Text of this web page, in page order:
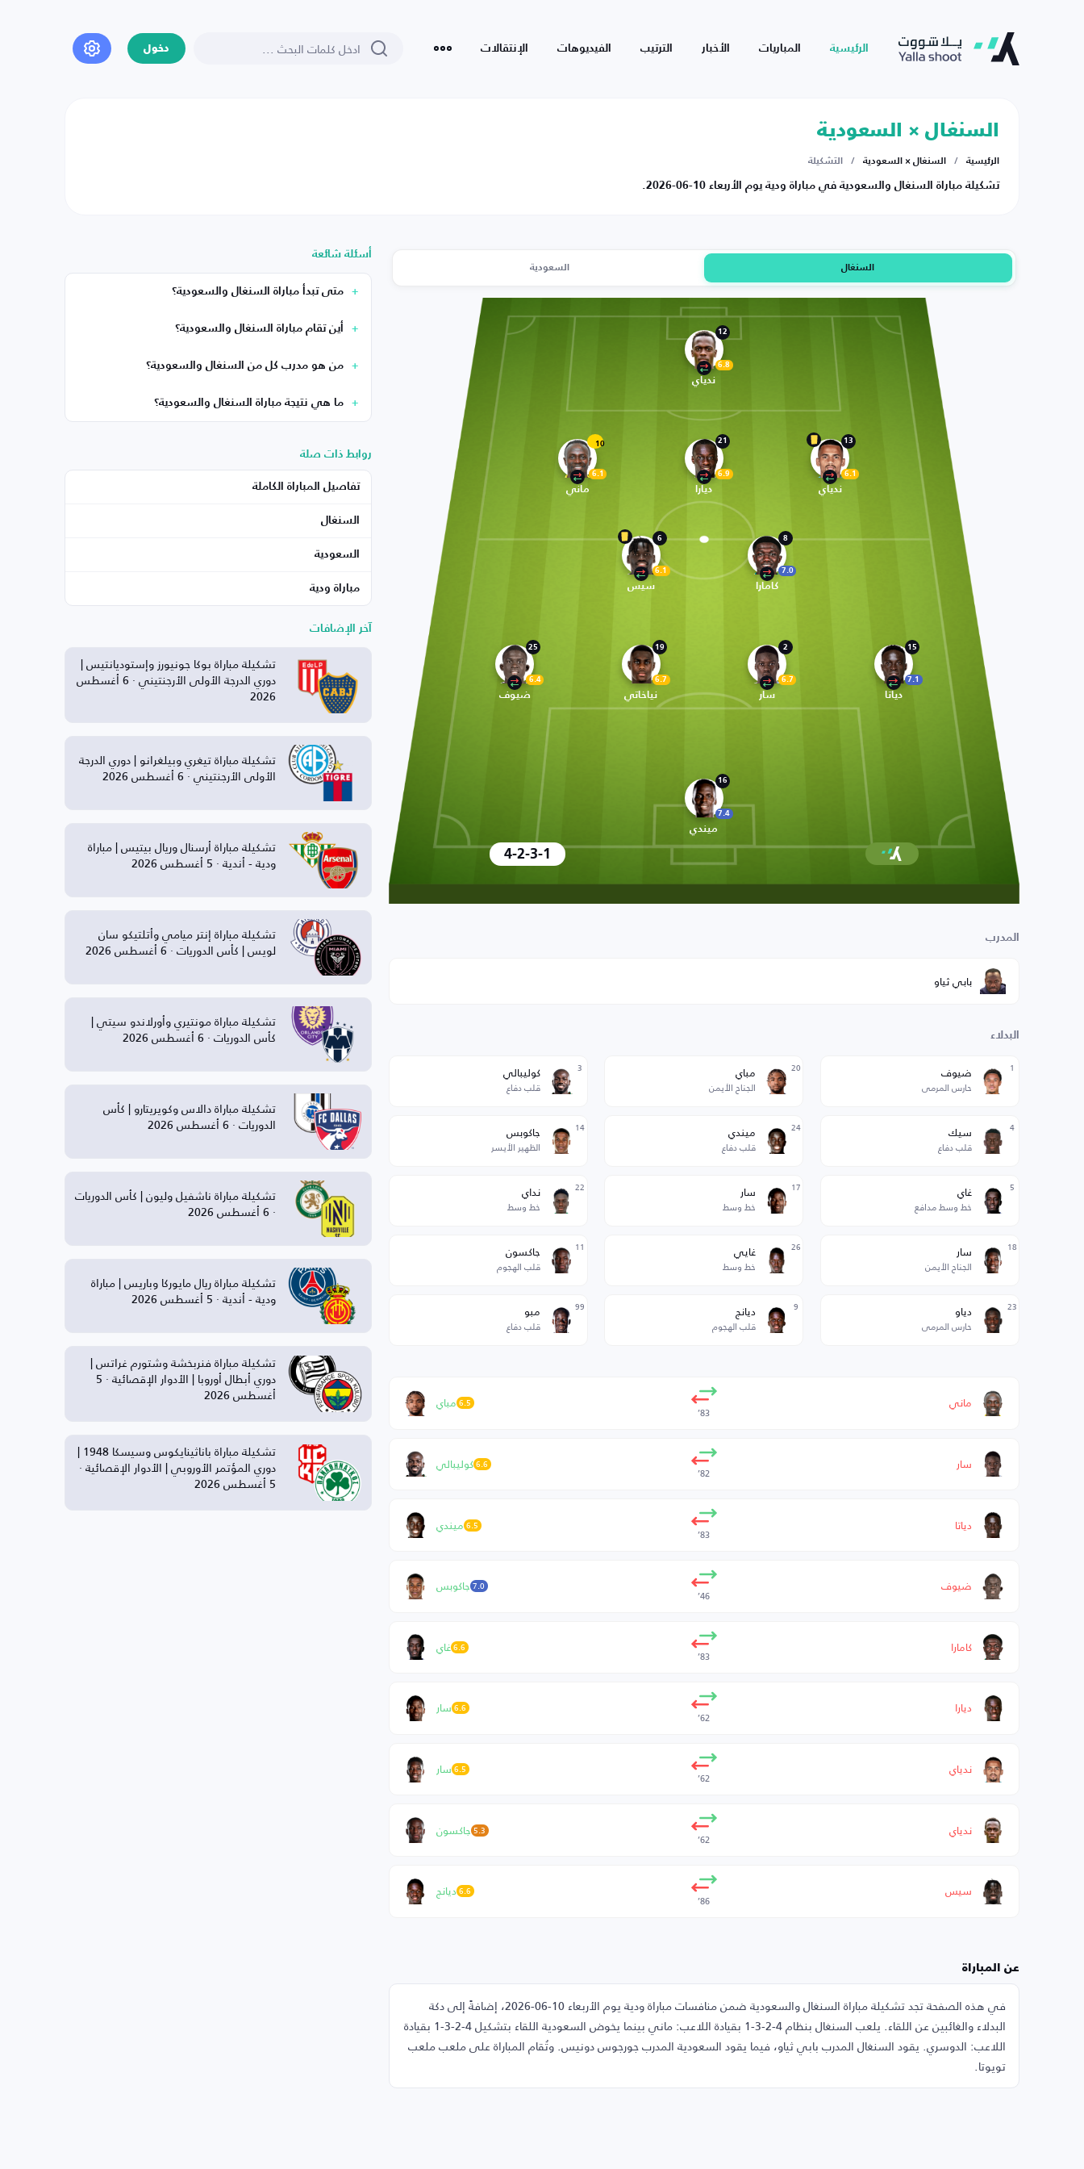
الرئيسية المباريات الأخبار الترتيب الفيديوهات الإنتقالات دخول
السنغال × السعودية
الرئيسية / السنغال × السعودية / التشكيلة
تشكيلة مباراة السنغال والسعودية في مباراة ودية يوم الأربعاء 10-06-2026.
السنغال السعودية
12
6.8
ندياي
10
6.1
ماني
21
6.9
ديارا
13
6.1
ندياي
6
6.1
سيس
8
7.0
كامارا
25
6.4
ضيوف
19
6.7
نياخاتي
2
6.7
سار
15
7.1
دياتا
16
7.4
ميندي
4-2-3-1
المدرب
بابي ثياو
البدلاء
1 ضيوف
حارس المرمى
20 مباي
الجناح الأيمن
3 كوليبالي
قلب دفاع
4 سيك
قلب دفاع
24 ميندي
قلب دفاع
14 جاكوبس
الظهير الأيسر
5 غاي
خط وسط مدافع
17 سار
خط وسط
22 نداي
خط وسط
18 سار
الجناح الأيمن
26 غايي
خط وسط
11 جاكسون
قلب الهجوم
23 دياو
حارس المرمى
9 ديانج
قلب الهجوم
99 مبو
قلب دفاع
ماني 83’ مباي 6.5
سار 82’ كوليبالي6.6
دياتا 83’ ميندي 6.5
ضيوف 46’ جاكوبس 7.0
كامارا 83’ غاي6.6
ديارا 62’ سار 6.6
ندياي 62’ سار 6.5
ندياي 62’ جاكسون 5.3
سيس 86’ ديانج 6.6
عن المباراة
في هذه الصفحة تجد تشكيلة مباراة السنغال والسعودية ضمن منافسات مباراة ودية يوم الأربعاء 10-06-2026، إضافةً إلى دكة
البدلاء والغائبين عن اللقاء. يلعب السنغال بنظام 4-2-3-1 بقيادة اللاعب: ماني بينما يخوض السعودية اللقاء بتشكيل 4-2-3-1 بقيادة
اللاعب: الدوسري. يقود السنغال المدرب بابي ثياو، فيما يقود السعودية المدرب جورجوس دونيس. وتُقام المباراة على ملعب ملعب
تويوتا.
أسئلة شائعة
متى تبدأ مباراة السنغال والسعودية؟
أين تقام مباراة السنغال والسعودية؟
من هو مدرب كل من السنغال والسعودية؟
ما هي نتيجة مباراة السنغال والسعودية؟
روابط ذات صلة
تفاصيل المباراة الكاملة
السنغال
السعودية
مباراة ودية
آخر الإضافات
تشكيلة مباراة بوكا جونيورز وإستوديانتيس |
دوري الدرجة الأولى الأرجنتيني · 6 أغسطس
2026
تشكيلة مباراة تيغري وبيلغرانو | دوري الدرجة
الأولى الأرجنتيني · 6 أغسطس 2026
تشكيلة مباراة أرسنال وريال بيتيس | مباراة
ودية - أندية · 5 أغسطس 2026
تشكيلة مباراة إنتر ميامي وأتلتيكو سان
لويس | كأس الدوريات · 6 أغسطس 2026
تشكيلة مباراة مونتيري وأورلاندو سيتي |
كأس الدوريات · 6 أغسطس 2026
تشكيلة مباراة دالاس وكويريتارو | كأس
الدوريات · 6 أغسطس 2026
تشكيلة مباراة ناشفيل وليون | كأس الدوريات
· 6 أغسطس 2026
تشكيلة مباراة ريال مايوركا وباريس | مباراة
ودية - أندية · 5 أغسطس 2026
تشكيلة مباراة فنربخشة وشتورم غراتس |
دوري أبطال أوروبا | الأدوار الإقصائية · 5
أغسطس 2026
تشكيلة مباراة باناثينايكوس وسيسكا 1948 |
دوري المؤتمر الأوروبي | الأدوار الإقصائية ·
5 أغسطس 2026